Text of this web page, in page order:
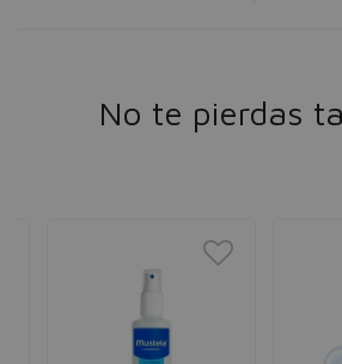
No te pierdas